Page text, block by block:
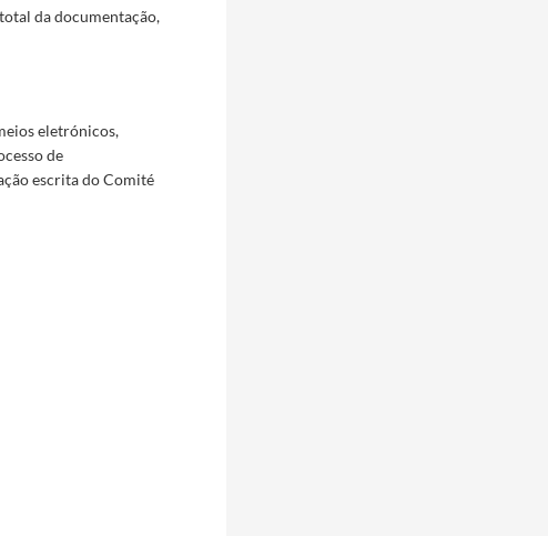
da documentação,
eletrónicos,
de
escrita do Comité